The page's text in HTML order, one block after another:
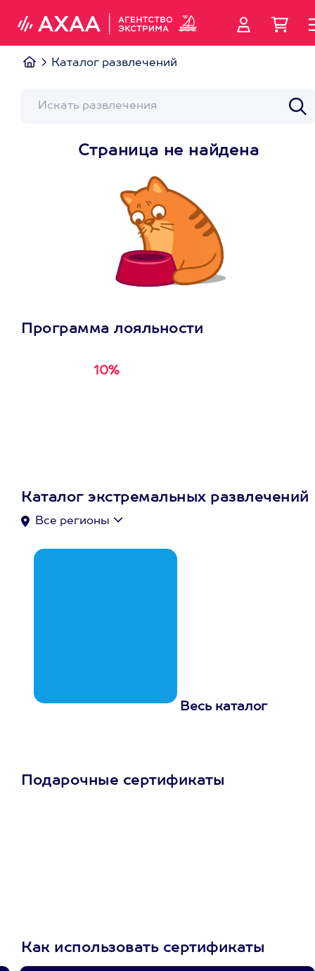
Каталог развлечений
Страница не найдена
Программа лояльности
10%
Каталог экстремальных развлечений
Все регионы
Весь каталог
Подарочные сертификаты
Как использовать сертификаты